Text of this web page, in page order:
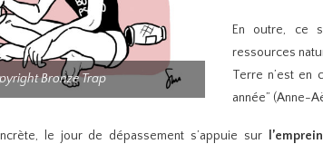
Bronze Trap
En outre, ce
ressources
Terre n’est en
année” (Anne-
le jour de dépassement s’appuie sur